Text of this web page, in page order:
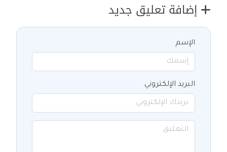
إضافة تعليق جديد
الإسم
البريد الإلكتروني